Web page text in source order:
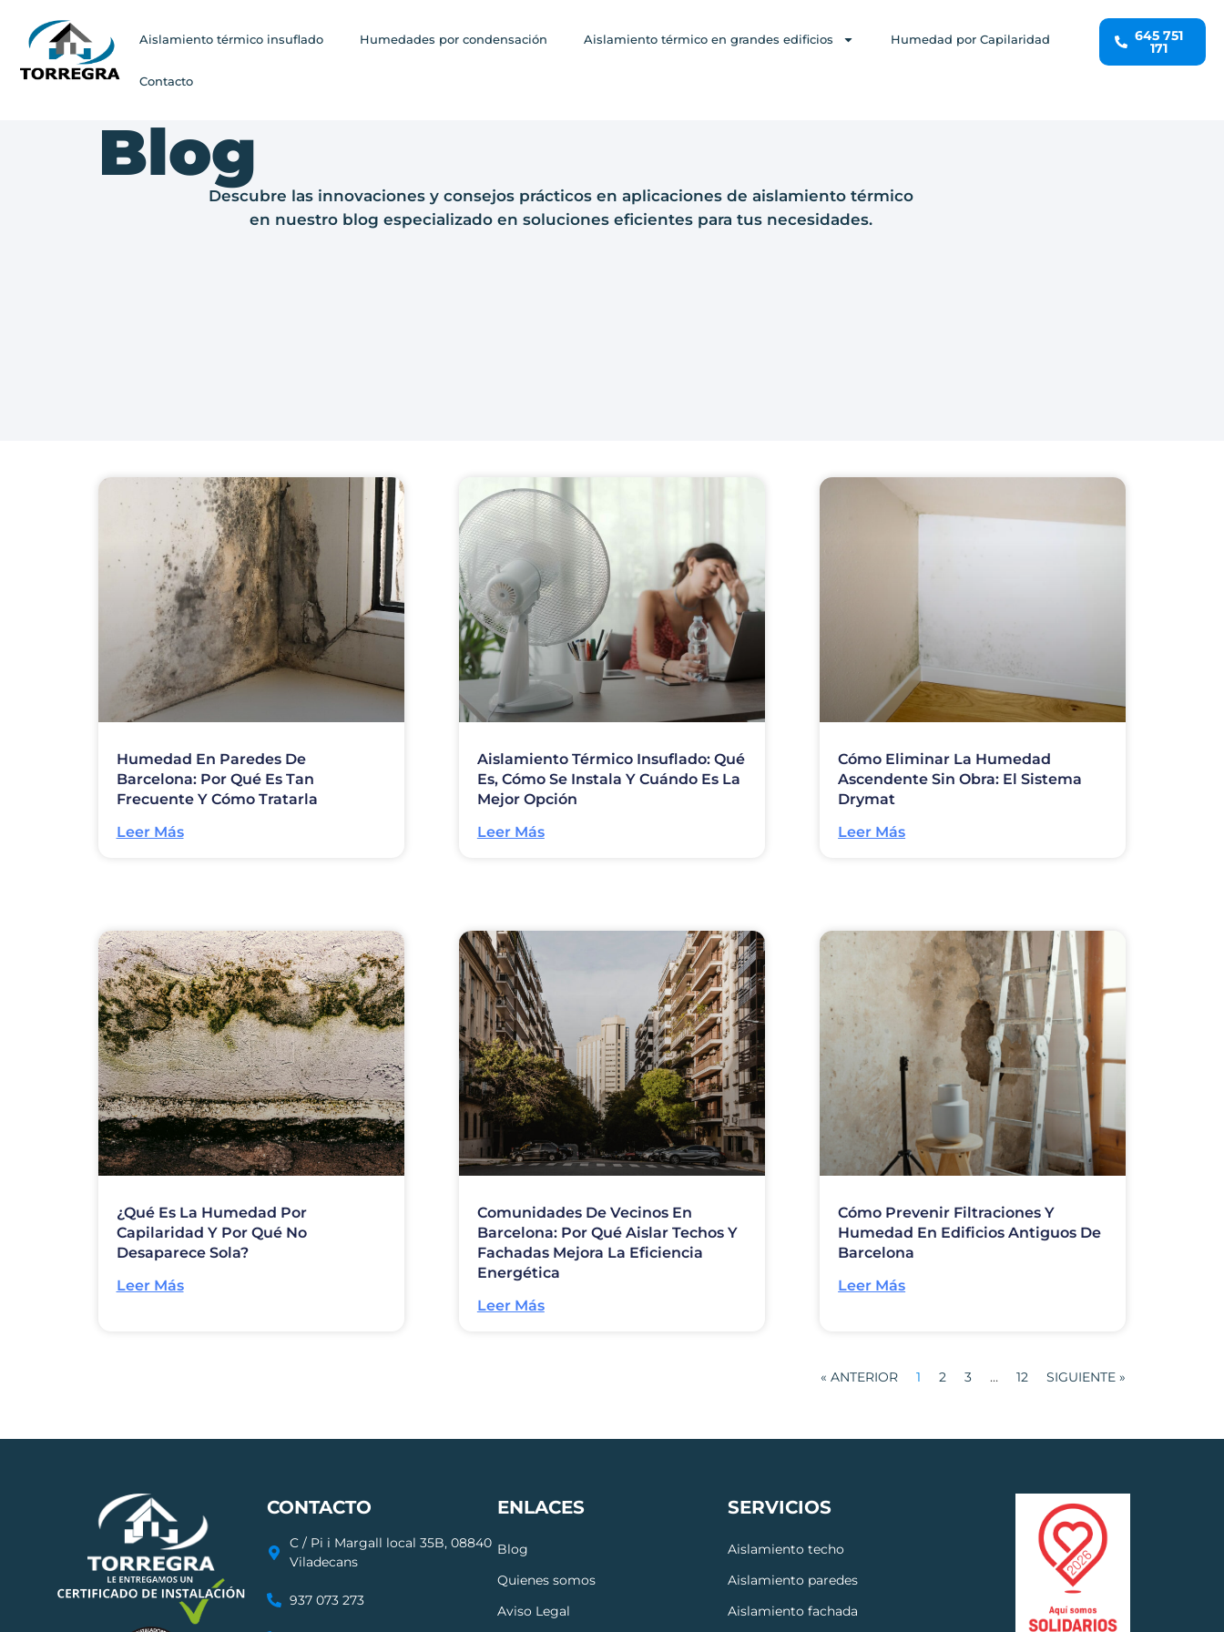
Aislamiento térmico insuflado Humedades por condensación Aislamiento térmico en grandes edificios Humedad por Capilaridad
Contacto
645 751
171
Blog
Descubre las innovaciones y consejos prácticos en aplicaciones de aislamiento térmico
en nuestro blog especializado en soluciones eficientes para tus necesidades.
Humedad En Paredes De
Barcelona: Por Qué Es Tan
Frecuente Y Cómo Tratarla
Leer Más
Aislamiento Térmico Insuflado: Qué
Es, Cómo Se Instala Y Cuándo Es La
Mejor Opción
Leer Más
Cómo Eliminar La Humedad
Ascendente Sin Obra: El Sistema
Drymat
Leer Más
¿Qué Es La Humedad Por
Capilaridad Y Por Qué No
Desaparece Sola?
Leer Más
Comunidades De Vecinos En
Barcelona: Por Qué Aislar Techos Y
Fachadas Mejora La Eficiencia
Energética
Leer Más
Cómo Prevenir Filtraciones Y
Humedad En Edificios Antiguos De
Barcelona
Leer Más
« ANTERIOR 1 2 3 … 12 SIGUIENTE »
CONTACTO
C / Pi i Margall local 35B, 08840
Viladecans
937 073 273
ENLACES
Blog
Quienes somos
Aviso Legal
SERVICIOS
Aislamiento techo
Aislamiento paredes
Aislamiento fachada